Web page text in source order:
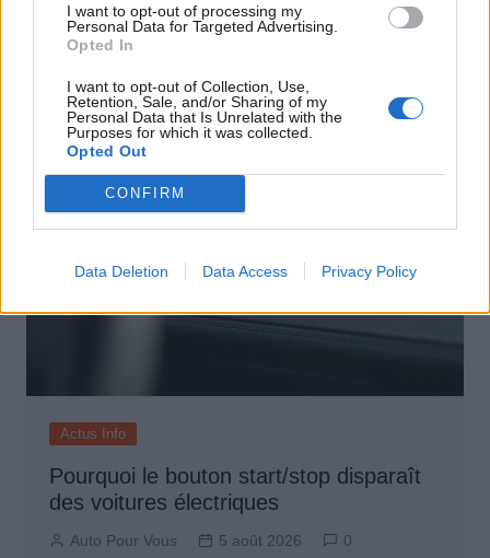
I want to opt-out of processing my
Personal Data for Targeted Advertising.
Opted In
I want to opt-out of Collection, Use,
Retention, Sale, and/or Sharing of my
Personal Data that Is Unrelated with the
Purposes for which it was collected.
Opted Out
CONFIRM
Data Deletion Data Access Privacy Policy
Elon Musk nuirait gravement à Tesla
selon une étude européenne
Auto Pour Vous 5 août 2026
Actus Info
Pourquoi le bouton start/stop disparaît
des voitures électriques
Auto Pour Vous 5 août 2026 0